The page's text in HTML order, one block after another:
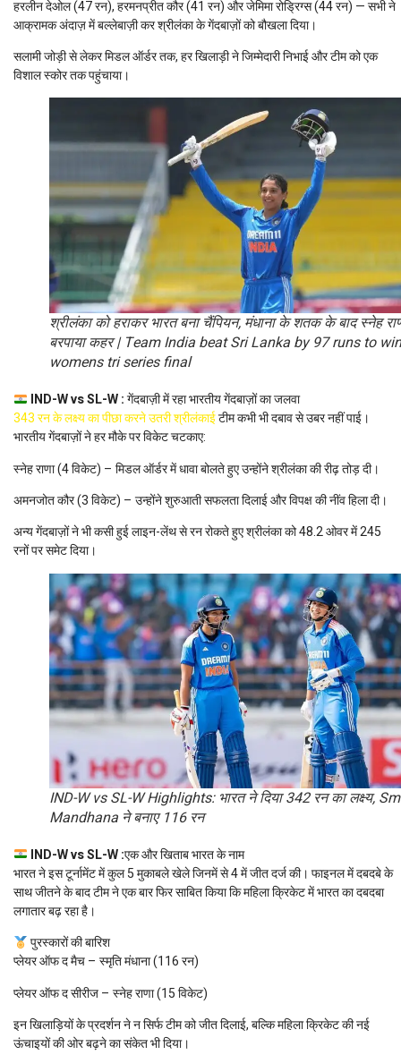
हरलीन देओल (47 रन), हरमनप्रीत कौर (41 रन) और जेमिमा रोड्रिग्स (44 रन) — सभी ने
आक्रामक अंदाज़ में बल्लेबाज़ी कर श्रीलंका के गेंदबाज़ों को बौखला दिया।
सलामी जोड़ी से लेकर मिडल ऑर्डर तक, हर खिलाड़ी ने जिम्मेदारी निभाई और टीम को एक
विशाल स्कोर तक पहुंचाया।
श्रीलंका को हराकर भारत बना चैंपियन, मंधाना के शतक के बाद स्नेह
बरपाया कहर | Team India beat Sri Lanka by 97 runs to
womens tri series final
IND-W vs SL-W :गेंदबाज़ी में रहा भारतीय गेंदबाज़ों का जलवा
343 रन के लक्ष्य का पीछा करने उतरी श्रीलंकाईटीम कभी भी दबाव से उबर नहीं पाई।
भारतीय गेंदबाज़ों ने हर मौके पर विकेट चटकाए:
स्नेह राणा (4 विकेट) – मिडल ऑर्डर में धावा बोलते हुए उन्होंने श्रीलंका की रीढ़ तोड़ दी।
अमनजोत कौर (3 विकेट) – उन्होंने शुरुआती सफलता दिलाई और विपक्ष की नींव हिला दी।
अन्य गेंदबाज़ों ने भी कसी हुई लाइन-लेंथ से रन रोकते हुए श्रीलंका को 48.2 ओवर में 245
रनों पर समेट दिया।
IND-W vs SL-W Highlights: भारत ने दिया 342 रन का लक्ष्य,
Mandhana ने बनाए 116 रन
IND-W vs SL-W :एक और खिताब भारत के नाम
भारत ने इस टूर्नामेंट में कुल 5 मुकाबले खेले जिनमें से 4 में जीत दर्ज की। फाइनल में दबदबे के
साथ जीतने के बाद टीम ने एक बार फिर साबित किया कि महिला क्रिकेट में भारत का दबदबा
लगातार बढ़ रहा है।
पुरस्कारों की बारिश
प्लेयर ऑफ द मैच – स्मृति मंधाना (116 रन)
प्लेयर ऑफ द सीरीज – स्नेह राणा (15 विकेट)
इन खिलाड़ियों के प्रदर्शन ने न सिर्फ टीम को जीत दिलाई, बल्कि महिला क्रिकेट की नई
ऊंचाइयों की ओर बढ़ने का संकेत भी दिया।